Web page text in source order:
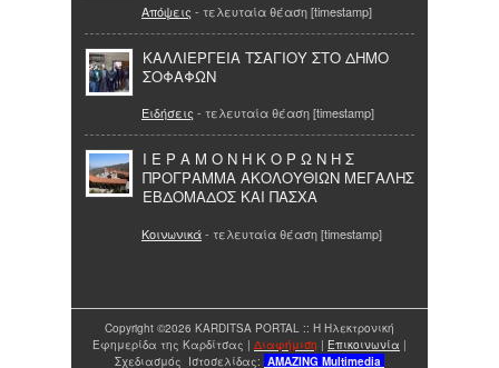
Απόψεις - τελευταία θέαση [timestamp]
ΚΑΛΛΙΕΡΓΕΙΑ ΤΣΑΓΙΟΥ ΣΤΟ ΔΗΜΟ
ΣΟΦΑΦΩΝ
Ειδήσεις - τελευταία θέαση [timestamp]
Ι Ε Ρ Α Μ Ο Ν Η Κ Ο Ρ Ω Ν Η Σ
ΠΡΟΓΡΑΜΜΑ ΑΚΟΛΟΥΘΙΩΝ ΜΕΓΑΛΗΣ
ΕΒΔΟΜΑΔΟΣ ΚΑΙ ΠΑΣΧΑ
Κοινωνικά- τελευταία θέαση [timestamp]
Copyright ©2026 KARDITSA PORTAL :: Η Ηλεκτρονική
Εφημερίδα της Καρδίτσας | Διαφήμιση | Επικοινωνία |
Σχεδιασμός Ιστοσελίδας: AMAZING Multimedia